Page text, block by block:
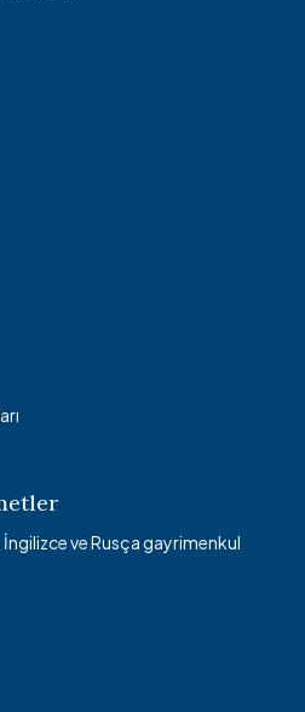
İngilizce ve Rusça gayrimenkul